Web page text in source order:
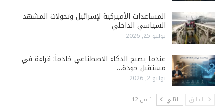
المساعدات الأميركية لإسرائيل وتحولات المشهد
السياسي الداخلي
يوليو 25, 2026
عندما يصبح الذكاء الاصطناعي خادماً: قراءة في
مستقبل جودة…
يوليو 2, 2026
السابق التالي 1 من 12